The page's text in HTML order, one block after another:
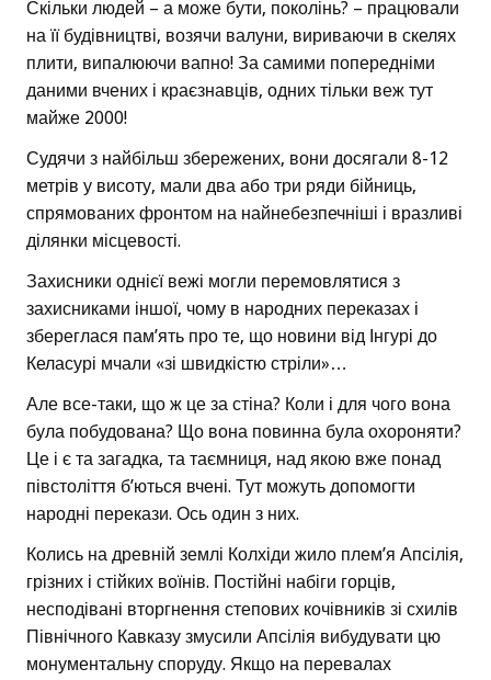
Скільки людей – а може бути, поколінь? – працювали
на її будівництві, возячи валуни, вириваючи в скелях
плити, випалюючи вапно! За самими попередніми
даними вчених і краєзнавців, одних тільки веж тут
майже 2000!
Судячи з найбільш збережених, вони досягали 8-12
метрів у висоту, мали два або три ряди бійниць,
спрямованих фронтом на найнебезпечніші і вразливі
ділянки місцевості.
Захисники однієї вежі могли перемовлятися з
захисниками іншої, чому в народних переказах і
збереглася пам’ять про те, що новини від Інгурі до
Келасурі мчали «зі швидкістю стріли»…
Але все-таки, що ж це за стіна? Коли і для чого вона
була побудована? Що вона повинна була охороняти?
Це і є та загадка, та таємниця, над якою вже понад
півстоліття б’ються вчені. Тут можуть допомогти
народні перекази. Ось один з них.
Колись на древній землі Колхіди жило плем’я Апсілія,
грізних і стійких воїнів. Постійні набіги горців,
несподівані вторгнення степових кочівників зі схилів
Північного Кавказу змусили Апсілія вибудувати цю
монументальну споруду. Якщо на перевалах